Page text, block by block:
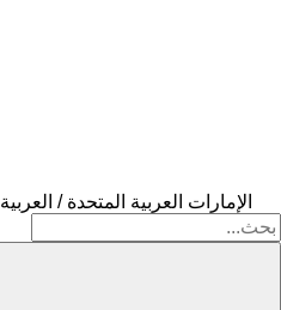
الإمارات العربية المتحدة / العربية